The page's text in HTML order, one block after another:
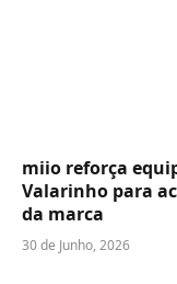
miio reforça
Valarinho para
da marca
30 de Junho, 2026